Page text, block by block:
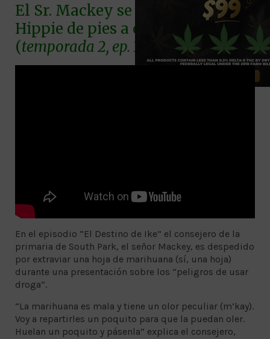
El Sr. Mackey se vuelve un
Hippie de pies a cabeza
(temporada 2, ep. 3
En el episodio “El Destino de Ike” el consejero de la
primaria de South Park, el señor Mackey, es despedido
por extraviar una hoja de marihuana (sí, una hoja)
durante una presentación sobre los “peligros de usar
droga”.
“La marihuana es mala y tiene un olor peculiar (m’kay).
Voy a repartirles un poquito para que la puedan oler.
Huelan un poquito y pásenla” explica el consejero,